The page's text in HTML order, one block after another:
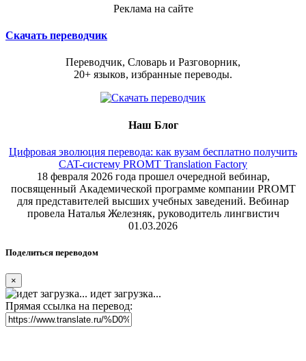
Реклама на сайте
Скачать переводчик
Переводчик, Словарь и Разговорник,
20+ языков, избранные переводы.
Наш Блог
Цифровая эволюция перевода: как вузам бесплатно получить
CAT-систему PROMT Translation Factory
18 февраля 2026 года прошел очередной вебинар,
посвященный Академической программе компании PROMT
для представителей высших учебных заведений. Вебинар
провела Наталья Железняк, руководитель лингвистич
01.03.2026
Поделиться переводом
×
идет загрузка...
Прямая ссылка на перевод: